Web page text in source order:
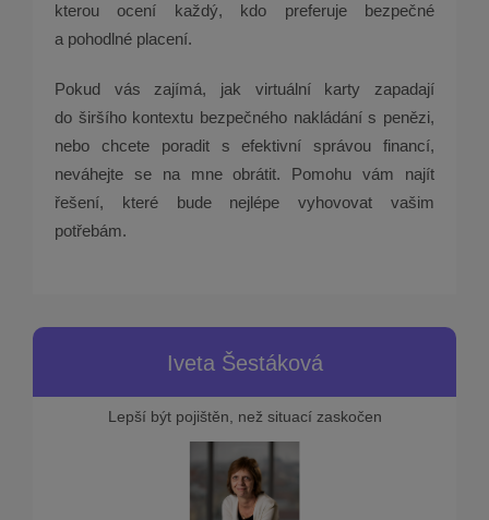
kterou ocení každý, kdo preferuje bezpečné
a pohodlné placení.
Pokud vás zajímá, jak virtuální karty zapadají
do širšího kontextu bezpečného nakládání s penězi,
nebo chcete poradit s efektivní správou financí,
neváhejte se na mne obrátit. Pomohu vám najít
řešení, které bude nejlépe vyhovovat vašim
potřebám.
Iveta Šestáková
Lepší být pojištěn, než situací zaskočen